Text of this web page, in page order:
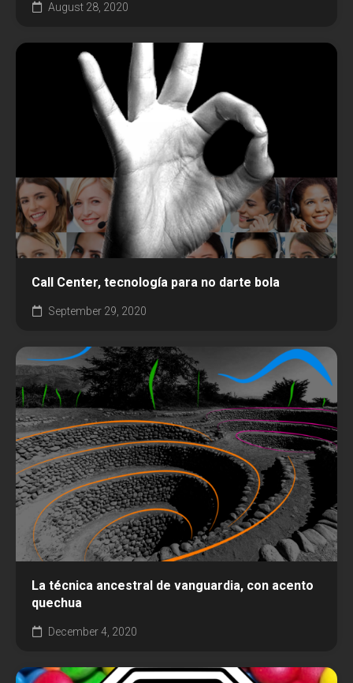
August 28, 2020
Call Center, tecnología para no darte bola
September 29, 2020
La técnica ancestral de vanguardia, con acento
quechua
December 4, 2020